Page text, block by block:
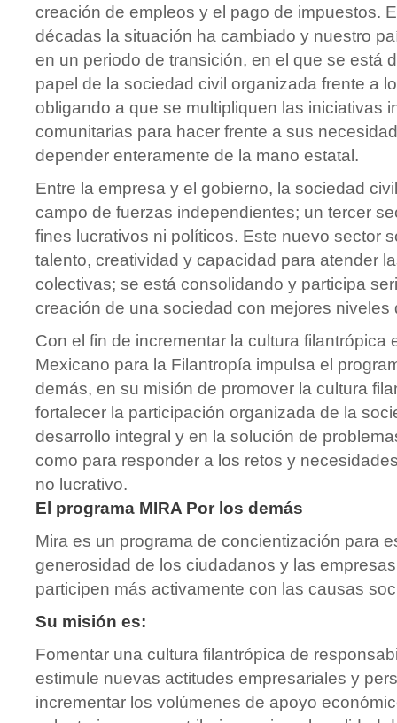
creación de empleos y el pago de impuestos.
décadas la situación ha cambiado y nuestro
en un periodo de transición, en el que se está
papel de la sociedad civil organizada frente a
obligando a que se multipliquen las iniciativas
comunitarias para hacer frente a sus
depender enteramente de la mano estatal.
Entre la empresa y el gobierno, la sociedad
campo de fuerzas independientes; un tercer
fines lucrativos ni políticos. Este nuevo sector
talento, creatividad y capacidad para atender
colectivas; se está consolidando y participa
creación de una sociedad con mejores niveles
Con el fin de incrementar la cultura filantrópica
Mexicano para la Filantropía impulsa el
demás, en su misión de promover la cultura
fortalecer la participación organizada de la
desarrollo integral y en la solución de
como para responder a los retos y
no lucrativo.
El programa MIRA Por los demás
Mira es un programa de concientización para
generosidad de los ciudadanos y las
participen más activamente con las causas
Su misión es:
Fomentar una cultura filantrópica de
estimule nuevas actitudes empresariales y
incrementar los volúmenes de apoyo